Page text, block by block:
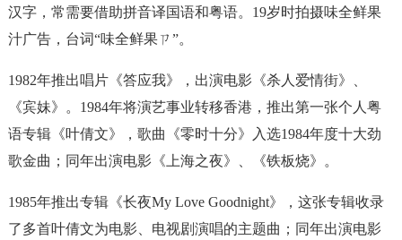
汉字，常需要借助拼音译国语和粤语。19岁时拍摄味全鲜果
汁广告，台词“味全鲜果ㄗ”。
1982年推出唱片《答应我》，出演电影《杀人爱情街》、
《宾妹》。1984年将演艺事业转移香港，推出第一张个人粤
语专辑《叶倩文》，歌曲《零时十分》入选1984年度十大劲
歌金曲；同年出演电影《上海之夜》、《铁板烧》。
1985年推出专辑《长夜My Love Goodnight》，这张专辑收录
了多首叶倩文为电影、电视剧演唱的主题曲；同年出演电影